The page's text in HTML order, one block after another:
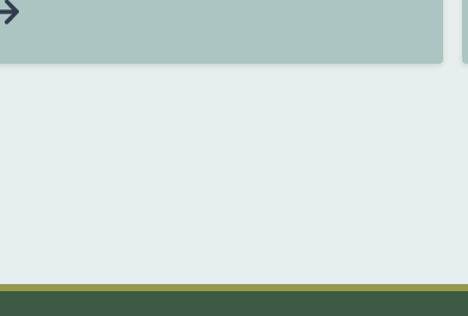
förvarning. Erosion sker när jord